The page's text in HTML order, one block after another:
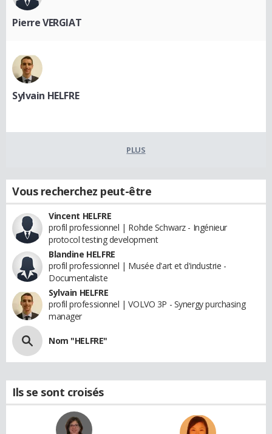
Pierre VERGIAT
Sylvain HELFRE
PLUS
Vous recherchez peut-être
Vincent HELFRE
profil professionnel | Rohde Schwarz - Ingénieur
protocol testing development
Blandine HELFRE
profil professionnel | Musée d'art et d'industrie -
Documentaliste
Sylvain HELFRE
profil professionnel | VOLVO 3P - Synergy purchasing
manager
Nom "HELFRE"
Ils se sont croisés